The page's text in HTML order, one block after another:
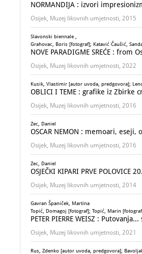
NORMANDIJA : izvori
Osijek, Muzej likovnih umjetnosti, 2015
Slavonski biennale ,
Grahovac, Boris [fotograf]; Katavić Čaušić,
NOVE PARADIGME SREĆE :
Osijek, Muzej likovnih umjetnosti, 2022
Kusik, Vlastimir [autor uvoda, predgovora];
OBLICI I TEME : grafike iz
Osijek, Muzej likovnih umjetnosti, 2016
Zec, Daniel
OSCAR NEMON : memoari, eseji,
Osijek, Muzej likovnih umjetnosti, 2016
Zec, Daniel
OSJEČKI KIPARI PRVE POLOVICE
Osijek, Muzej likovnih umjetnosti, 2014
Gavran Španiček, Martina
Topić, Domagoj [fotograf]; Topić, Marin
PETER PIERRE WEISZ :
Osijek, Muzej likovnih umjetnosti, 2021
Rus, Zdenko [autor uvoda, predgovora];